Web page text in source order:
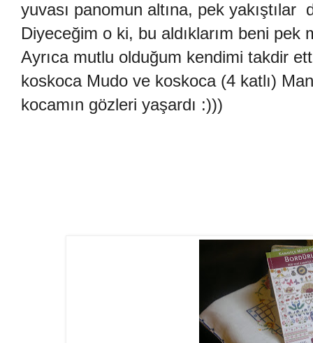
yuvası panomun altına, pek yakıştılar
Diyeceğim o ki, bu aldıklarım beni pek
Ayrıca mutlu olduğum kendimi takdir
koskoca Mudo ve koskoca (4 katlı)
kocamın gözleri yaşardı :)))